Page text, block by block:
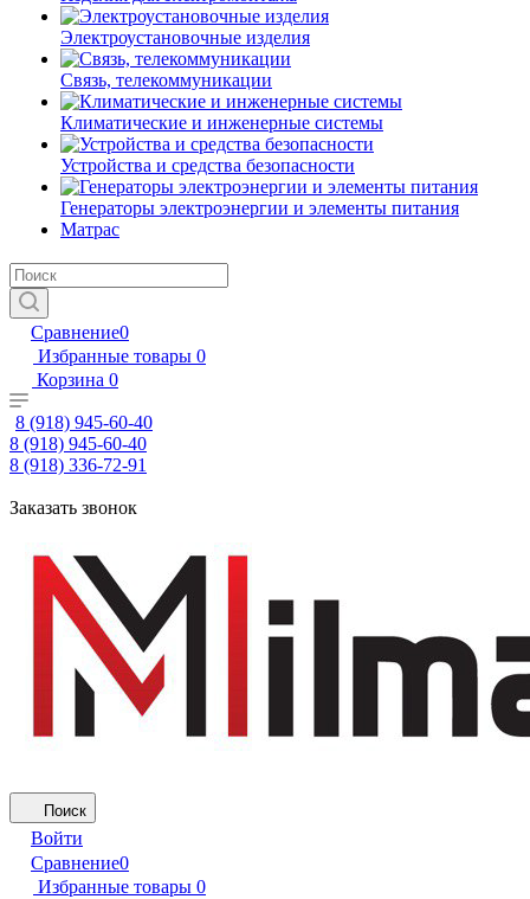
Электроустановочные изделия
Связь, телекоммуникации
Климатические и инженерные системы
Устройства и средства безопасности
Генераторы электроэнергии и элементы питания
Матрас
Сравнение0
Избранные товары 0
Корзина 0
8 (918) 945-60-40
8 (918) 945-60-40
8 (918) 336-72-91
Заказать звонок
Поиск
Войти
Сравнение0
Избранные товары 0